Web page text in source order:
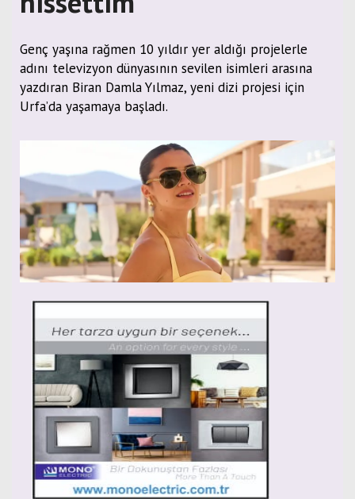
Genç yaşına rağmen 10 yıldır yer aldığı projelerle
adını televizyon dünyasının sevilen isimleri arasına
yazdıran Biran Damla Yılmaz, yeni dizi projesi için
Urfa’da yaşamaya başladı.